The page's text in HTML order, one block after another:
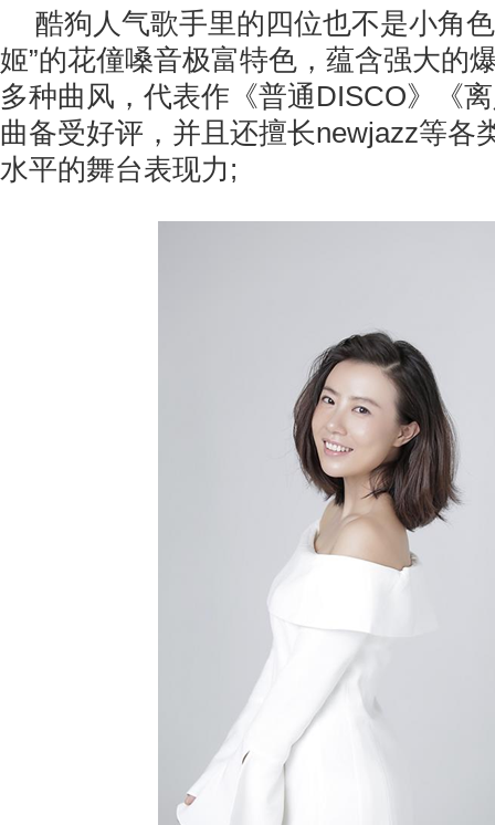
酷狗人气歌手里的四位也不是小角
姬”的花僮嗓音极富特色，蕴含强大的
多种曲风，代表作《普通DISCO》《
曲备受好评，并且还擅长newjazz等各
水平的舞台表现力;